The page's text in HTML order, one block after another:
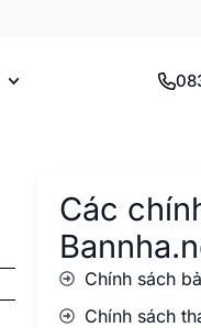
Các
Chính sách
Chính sách